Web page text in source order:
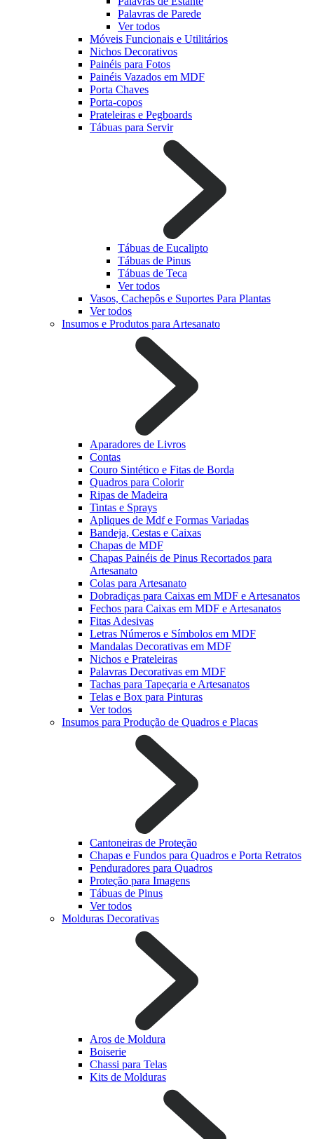
Palavras de Parede
Ver todos
Móveis Funcionais e Utilitários
Nichos Decorativos
Painéis para Fotos
Painéis Vazados em MDF
Porta Chaves
Porta-copos
Prateleiras e Pegboards
Tábuas para Servir
Tábuas de Eucalipto
Tábuas de Pinus
Tábuas de Teca
Ver todos
Vasos, Cachepôs e Suportes Para Plantas
Ver todos
Insumos e Produtos para Artesanato
Aparadores de Livros
Contas
Couro Sintético e Fitas de Borda
Quadros para Colorir
Ripas de Madeira
Tintas e Sprays
Apliques de Mdf e Formas Variadas
Bandeja, Cestas e Caixas
Chapas de MDF
Chapas Painéis de Pinus Recortados para
Artesanato
Colas para Artesanato
Dobradiças para Caixas em MDF e Artesanatos
Fechos para Caixas em MDF e Artesanatos
Fitas Adesivas
Letras Números e Símbolos em MDF
Mandalas Decorativas em MDF
Nichos e Prateleiras
Palavras Decorativas em MDF
Tachas para Tapeçaria e Artesanatos
Telas e Box para Pinturas
Ver todos
Insumos para Produção de Quadros e Placas
Cantoneiras de Proteção
Chapas e Fundos para Quadros e Porta Retratos
Penduradores para Quadros
Proteção para Imagens
Tábuas de Pinus
Ver todos
Molduras Decorativas
Aros de Moldura
Boiserie
Chassi para Telas
Kits de Molduras